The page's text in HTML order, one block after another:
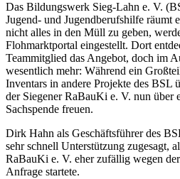
Das Bildungswerk Sieg-Lahn e. V.
Jugend- und Jugendberufshilfe räumt
nicht alles in den Müll zu geben,
Flohmarktportal eingestellt. Dort
Teammitglied das Angebot, doch im
wesentlich mehr: Während ein
Inventars in andere Projekte des BSL
der Siegener RaBauKi e. V. nun über
Sachspende freuen.
Dirk Hahn als Geschäftsführer des
sehr schnell Unterstützung zugesagt,
RaBauKi e. V. eher zufällig wegen
Anfrage startete.